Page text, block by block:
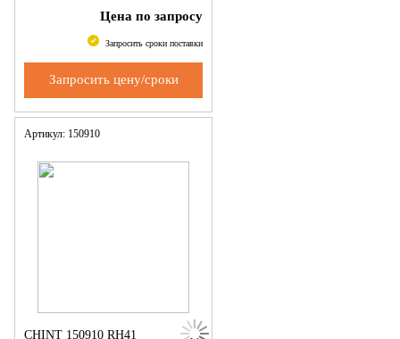
Цена по запросу
Запросить сроки поставки
Запросить цену/сроки
Артикул: 150910
CHINT 150910 RH41